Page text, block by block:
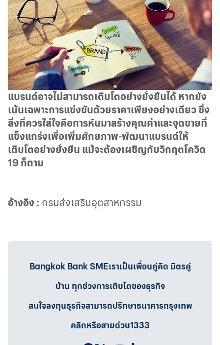
แบรนด์อาจไม่สามารถเติบโตอย่างยั่งยืนได้ หากยัง
เน้นเฉพาะการแข่งขันด้วยราคาเพียงอย่างเดียว ซึ่ง
สิ่งที่ควรใส่ใจคือการหันมาสร้างคุณค่าและจุดขายที่
แข็งแกร่งเพื่อเพิ่มศักยภาพ-พัฒนาแบรนด์ให้
เติบโตอย่างยั่งยืน แม้จะต้องเผชิญกับวิกฤตโควิด
19 ก็ตาม
อ้างอิง : กรมส่งเสริมอุตสาหกรรม
Bangkok Bank SMEเราเป็นเพื่อนคู่คิด มิตรคู่
บ้าน ทุกช่วงการเติบโตของธุรกิจ
สนใจลงทุนธุรกิจสามารถปรึกษาธนาคารกรุงเทพ
คลิกหรือสายด่วน1333